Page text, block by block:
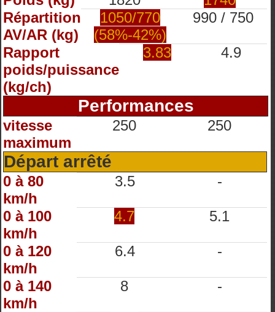
Répartition
AV/AR (kg)
1050/770
(58%-42%)
990 / 750
Rapport
poids/puissance
(kg/ch)
3.83 4.9
Performances
vitesse
maximum
250 250
Départ arrêté
0 à 80
km/h
3.5 -
0 à 100
km/h
4.7 5.1
0 à 120
km/h
6.4 -
0 à 140
km/h
8 -